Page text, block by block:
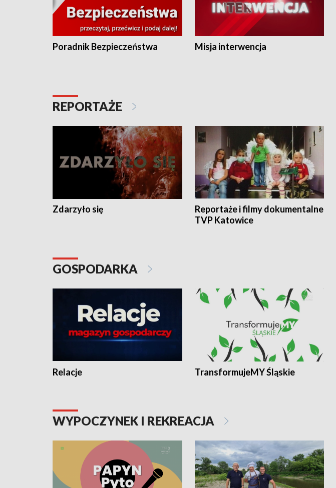
Poradnik Bezpieczeństwa Misja interwencja
REPORTAŻE
Zdarzyło się
Reportaże i filmy dokumentalne
TVP Katowice
GOSPODARKA
Relacje TransformujeMY Śląskie
WYPOCZYNEK I REKREACJA